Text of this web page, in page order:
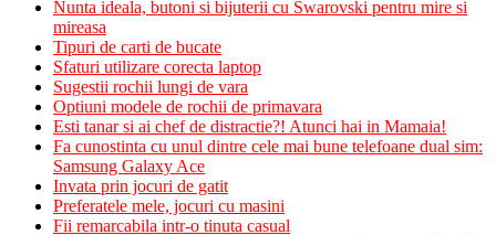
Nunta ideala, butoni si bijuterii cu Swarovski pentru mire si
mireasa
Tipuri de carti de bucate
Sfaturi utilizare corecta laptop
Sugestii rochii lungi de vara
Optiuni modele de rochii de primavara
Esti tanar si ai chef de distractie?! Atunci hai in Mamaia!
Fa cunostinta cu unul dintre cele mai bune telefoane dual sim:
Samsung Galaxy Ace
Invata prin jocuri de gatit
Preferatele mele, jocuri cu masini
Fii remarcabila intr-o tinuta casual